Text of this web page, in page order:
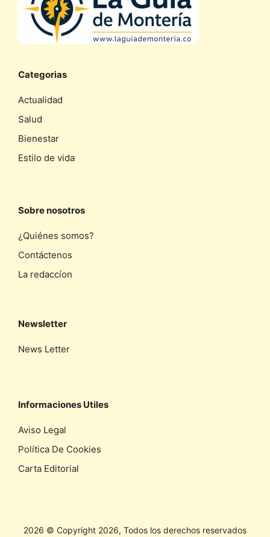
Categorias
Actualidad
Salud
Bienestar
Estilo de vida
Sobre nosotros
¿Quiénes somos?
Contáctenos
La redaccíon
Newsletter
News Letter
Informaciones Utiles
Aviso Legal
Política De Cookies
Carta Editorial
2026 © Copyright 2026, Todos los derechos reservados